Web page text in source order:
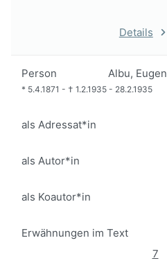
Details
Person Albu, Eugen
* 5.4.1871 - † 1.2.1935 - 28.2.1935
als Adressat*in
als Autor*in
als Koautor*in
Erwähnungen im Text
7